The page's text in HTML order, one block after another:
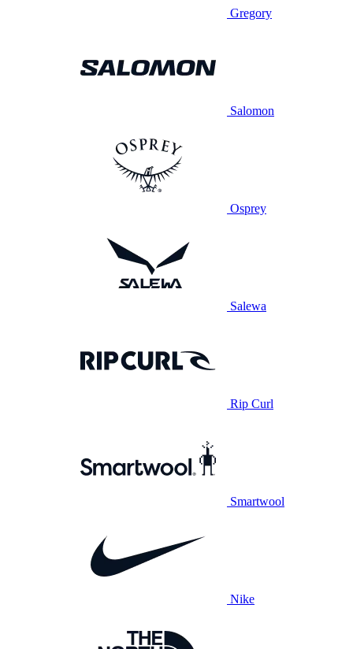
Gregory
Salomon
Osprey
Salewa
Rip Curl
Smartwool
Nike